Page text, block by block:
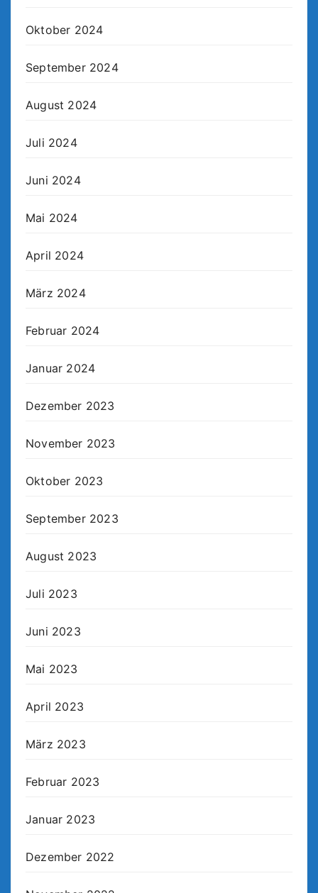
Oktober 2024
September 2024
August 2024
Juli 2024
Juni 2024
Mai 2024
April 2024
März 2024
Februar 2024
Januar 2024
Dezember 2023
November 2023
Oktober 2023
September 2023
August 2023
Juli 2023
Juni 2023
Mai 2023
April 2023
März 2023
Februar 2023
Januar 2023
Dezember 2022